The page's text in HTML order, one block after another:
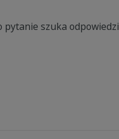
pytanie szuka